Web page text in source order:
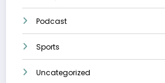
Podcast
Sports
Uncategorized